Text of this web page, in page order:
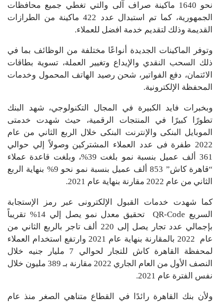
نحو 1640 ماكينة صراف آلى والتي تغطي جميع محافظات
الجمهورية، كما تم استبدال عدد 422 ماكينة من الطرازات
القديمة وذلك لتقديم خدمة افضل للعملاء.
وتوفر الماكينات الجديدة أنواعًا مختلفة من الوظائف بما في
ذلك السحب النقدي والإيداع وتغيير العملة، تسوية بطاقات
الائتمان، دفع الفواتير، شحن رصيد الهاتف المحمول وخدمات
المحفظة الإلكترونية.
وبخبرات فايد الكبيرة في المجال التكنولوجي، شهد البنك
تطورًا كبيرًا في المنتجات الرقمية، حيث شهدت خدمتى
الموبايل البنكى والإنترنت البنكى خلال الربع الثاني من عام
2022 طفرة فى عدد العملاء المشتركين وصولاً إلي حوالي
361 ألف عميل بنسبة نمو بلغت 39%، وبلغت قاعدة عملاء
“قاهرة كاش” 853 ألف عميل بنسبة نمو نحو 9% بنهاية الربع
الثاني من عام 2022 مقارنة بنهاية عام 2021.
كما شهدت خدمات القبول الإلكترونى عبر رمز الإستجابة
السريع QR-Code تحقيق معدل نمو يصل إلي 14% تقريباً
بإجمالي عدد تجار يصل إلى 220 ألف تاجر بالربع الثاني من
عام 2022 بالمقارنة بنهاية عام 2021 وارتفع استخدام العملاء
لمحفظة القاهرة كاش للتجار لحوالي 7 مليار جنيه خلال
النصف الأول من العام الجاري 2022 مقارنة بـ 389 مليون خلال
نفس الفترة عام 2021.
ولأن بنك القاهرة رائدًا في القطاع متناهي الصغر منذ عام